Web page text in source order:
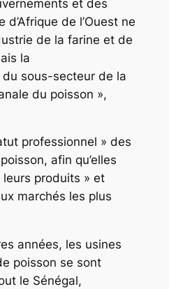
et des
de l’Ouest ne
de la farine et de
la
sous-secteur de la
du poisson »,
professionnel » des
afin qu’elles
produits » et
marchés les plus
années, les usines
poisson se sont
le Sénégal,